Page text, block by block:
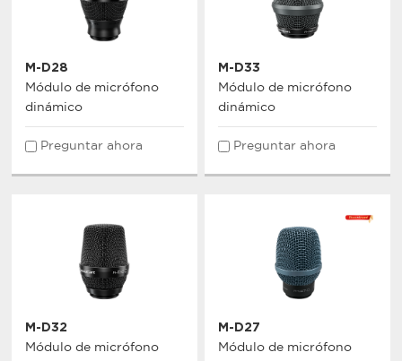
M-D28
Módulo de micrófono
dinámico
Preguntar ahora
M-D33
Módulo de micrófono
dinámico
Preguntar ahora
M-D32
Módulo de micrófono
M-D27
Módulo de micrófono